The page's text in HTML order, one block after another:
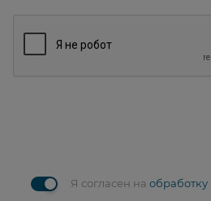
Я согласен на